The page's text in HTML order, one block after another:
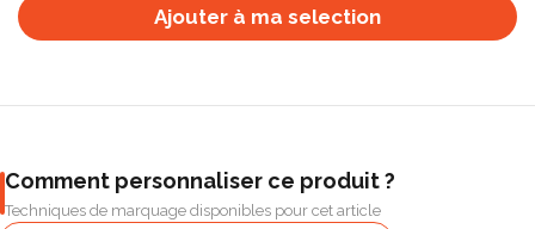
Ajouter à ma selection
Comment personnaliser ce produit ?
Techniques de marquage disponibles pour cet article